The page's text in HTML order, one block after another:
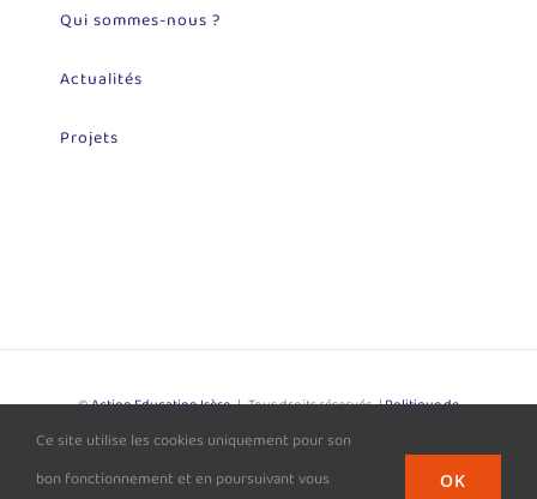
Qui sommes-nous ?
Actualités
Projets
©Action Education Isère| Tous droits réservés |Politique de
Confidentialité| Site développé parL'Agence Loupiote
Ce site utilise les cookies uniquement pour son
bon fonctionnement et en poursuivant vous
OK